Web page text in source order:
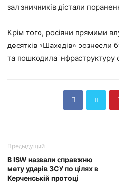
залізничників дістали
Крім того, росіяни прямими
десятків «Шахедів» рознесли
та пошкодила інфраструктуру
Предыдущий
В ISW назвали справжню
мету ударів ЗСУ по цілях в
Керченській протоці